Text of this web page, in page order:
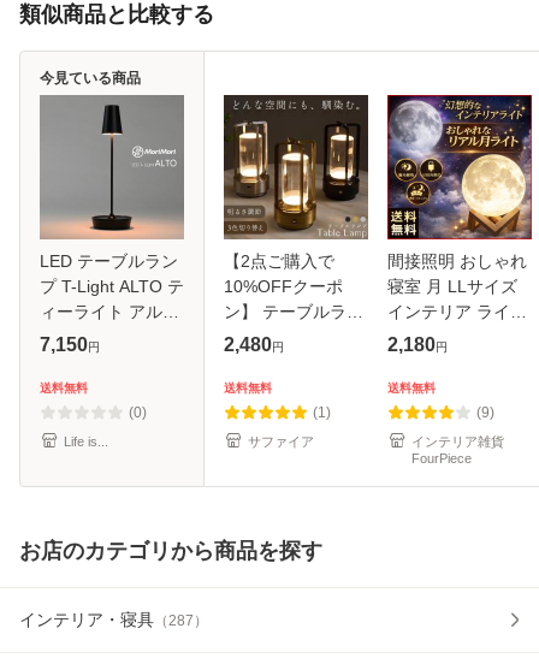
類似商品と比較する
LED テーブルラン
プ T-Light ALTO テ
ィーライト アルト
MoriMori コードレ
ンサー 調光 テーブ
ルライト 読書灯 ベ
ッド
7,150円
送料無料
(0)
Life is...
今見ている商品
【2点ご購入で
10%OFFクーポ
ン】 テーブルラン
プ ライト コードレ
ト ランプ 充電式
おしゃれ 間接照明
インテリア ベッ
2,480円
送料無料
(1)
サファイア
間接照明 おしゃれ
寝室 月 LLサイズ
インテリア ライト
LED 北欧 スタンド
置物 小物 雑貨
USB充電 コードレ
ス テー
2,180円
送料無料
(9)
インテリア雑貨
FourPiece
お店のカテゴリから商品を探す
インテリア・寝具 （ 287 ）